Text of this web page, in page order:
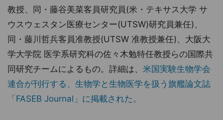
教授、同・藤谷美菜客員研究員(米・テキサス大学 サ
ウスウェスタン医療センター(UTSW)研究員兼任)、
同・藤川哲兵客員准教授(UTSW 准教授兼任)、大阪大
学大学院 医学系研究科の佐々木勉特任教授らの国際共
同研究チームによるもの。詳細は、 米国実験生物学会
連合が刊行する、生物学と生物医学を扱う旗艦論文誌
「FASEB Journal」に掲載された。